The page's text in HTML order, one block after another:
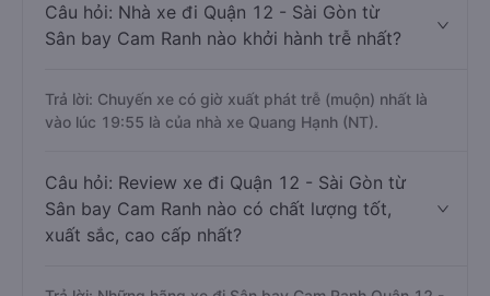
Câu hỏi: Nhà xe đi Quận 12 - Sài Gòn từ
Sân bay Cam Ranh nào khởi hành trễ nhất?
Trả lời: Chuyến xe có giờ xuất phát trễ (muộn) nhất là
vào lúc 19:55 là của nhà xe Quang Hạnh (NT).
Câu hỏi: Review xe đi Quận 12 - Sài Gòn từ
Sân bay Cam Ranh nào có chất lượng tốt,
xuất sắc, cao cấp nhất?